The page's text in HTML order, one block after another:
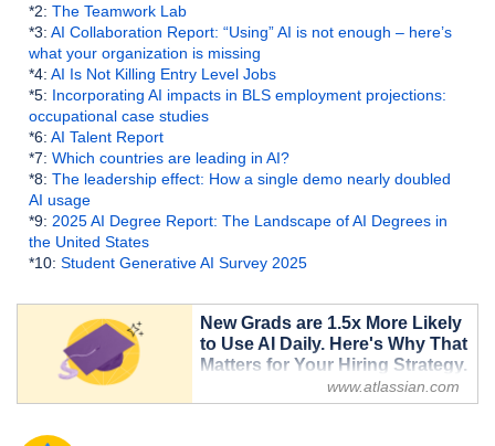
*2: The Teamwork Lab
*3: AI Collaboration Report: “Using” AI is not enough – here’s
what your organization is missing
*4: AI Is Not Killing Entry Level Jobs
*5: Incorporating AI impacts in BLS employment projections:
occupational case studies
*6: AI Talent Report
*7: Which countries are leading in AI?
*8: The leadership effect: How a single demo nearly doubled
AI usage
*9: 2025 AI Degree Report: The Landscape of AI Degrees in
the United States
*10: Student Generative AI Survey 2025
New Grads are 1.5x More Likely
to Use AI Daily. Here's Why That
Matters for Your Hiring Strategy.
- Inside Atlassianwww.atlassian.com